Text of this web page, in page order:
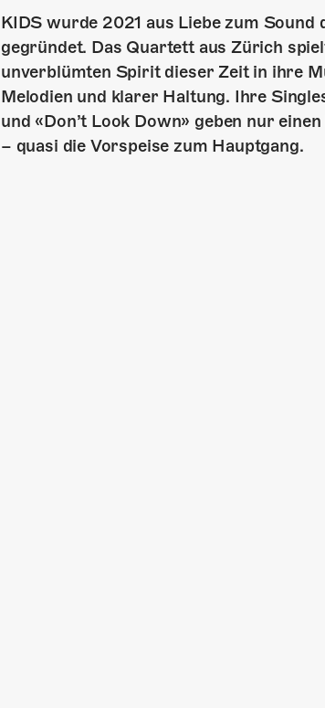
KIDS wurde 2021 aus Liebe zum
gegründet. Das Quartett aus Zürich
unverblümten Spirit dieser Zeit in ihre
Melodien und klarer Haltung. Ihre
und «Don’t Look Down» geben nur
– quasi die Vorspeise zum Hauptgang.